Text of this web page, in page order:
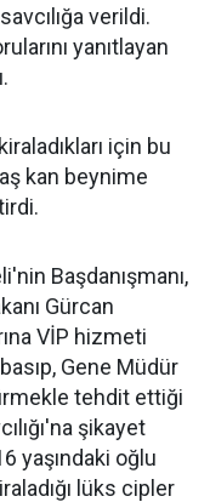
verildi.
yanıtlayan
için bu
kan beynime
Başdanışmanı,
Gürcan
VİP hizmeti
Gene Müdür
tehdit ettiği
şikayet
yaşındaki oğlu
lüks cipler